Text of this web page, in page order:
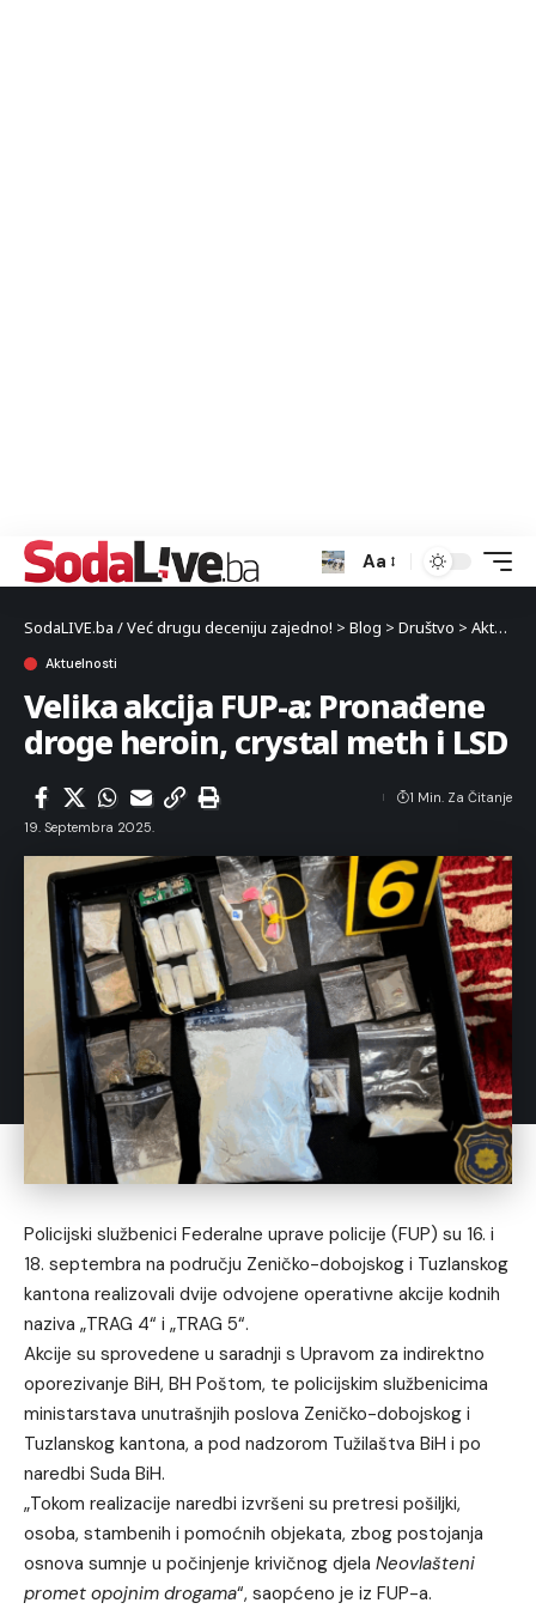
Aa
SodaLIVE.ba / Već drugu deceniju zajedno! > Blog > Društvo > Aktuelnosti
Aktuelnosti
Velika akcija FUP-a: Pronađene
droge heroin, crystal meth i LSD
19. Septembra 2025.
1 Min. Za Čitanje
Policijski službenici Federalne uprave policije (FUP) su 16. i
18. septembra na području Zeničko-dobojskog i Tuzlanskog
kantona realizovali dvije odvojene operativne akcije kodnih
naziva „TRAG 4“ i „TRAG 5“.
Akcije su sprovedene u saradnji s Upravom za indirektno
oporezivanje BiH, BH Poštom, te policijskim službenicima
ministarstava unutrašnjih poslova Zeničko-dobojskog i
Tuzlanskog kantona, a pod nadzorom Tužilaštva BiH i po
naredbi Suda BiH.
„Tokom realizacije naredbi izvršeni su pretresi pošiljki,
osoba, stambenih i pomoćnih objekata, zbog postojanja
osnova sumnje u počinjenje krivičnog djela Neovlašteni
promet opojnim drogama“, saopćeno je iz FUP-a.